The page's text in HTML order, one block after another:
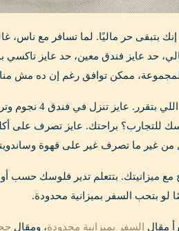
إنك بتبقى حر ماليًا. لما تسافر مع ناس،
حد عايز فندق معين، حد عايز
ممكن توافق رغم إن ده مش
، أنت اللي
للتجارب؟ براحتك. عايز تصرف على
من غير ما تصرف غير على قهوة
مع ميزانيتك. بتتعلم تدير فلوسك حسب
لو بتحب السفر بميزانية محدودة.
مقال السفر بميزانية محدودة، ومقال